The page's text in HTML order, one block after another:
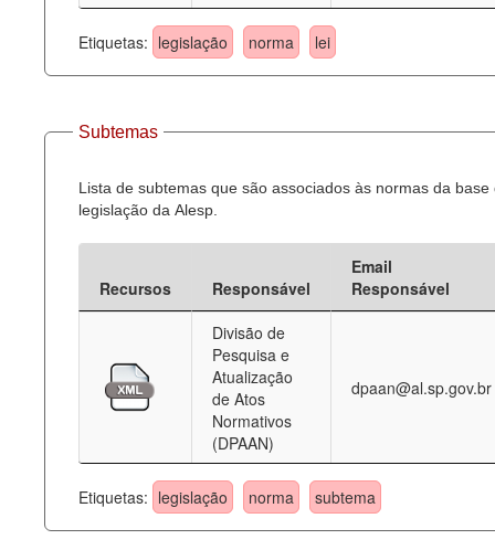
Etiquetas: legislação norma lei
Subtemas
Lista de subtemas que são associados às normas da base
legislação da Alesp.
Recursos Responsável
Email
Responsável
Divisão de
Pesquisa e
Atualização
de Atos
Normativos
(DPAAN)
dpaan@al.sp.gov.br
Etiquetas: legislação norma subtema